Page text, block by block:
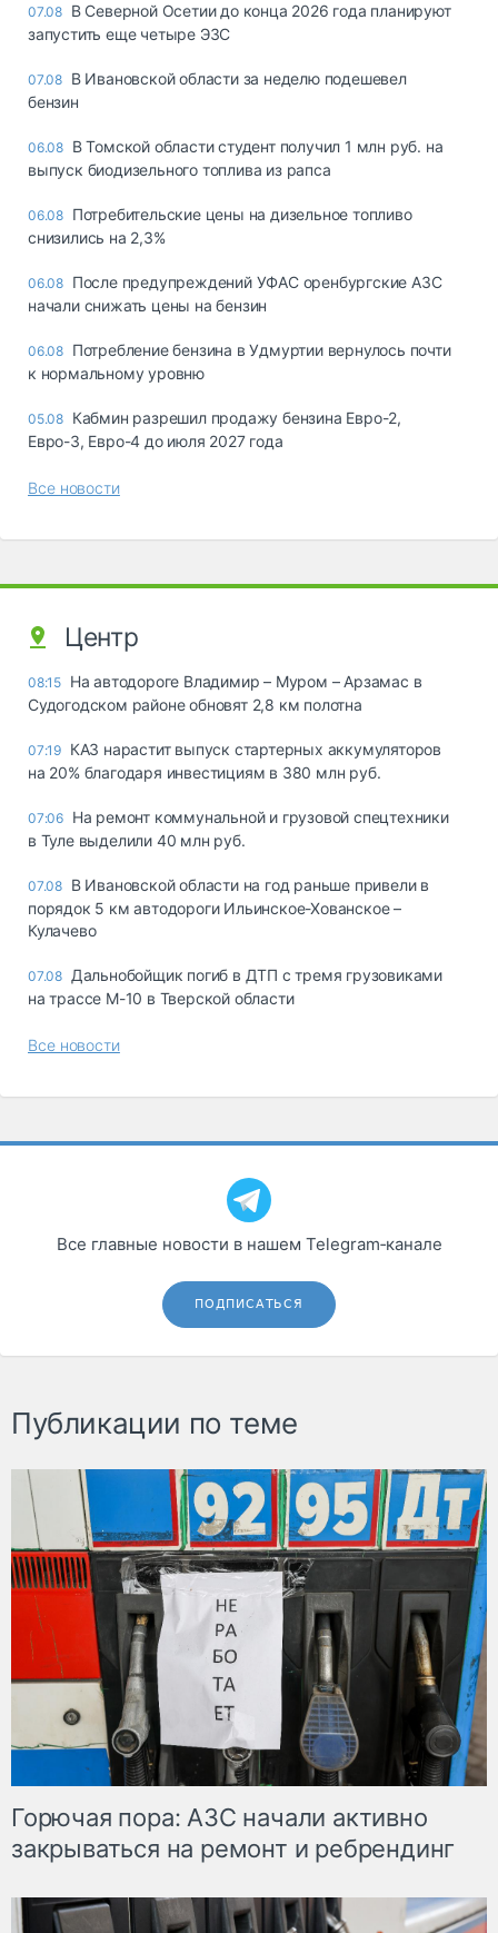
07.08 В Северной Осетии до конца 2026 года планируют
запустить еще четыре ЭЗС
07.08 В Ивановской области за неделю подешевел
бензин
06.08 В Томской области студент получил 1 млн руб. на
выпуск биодизельного топлива из рапса
06.08 Потребительские цены на дизельное топливо
снизились на 2,3%
06.08 После предупреждений УФАС оренбургские АЗС
начали снижать цены на бензин
06.08 Потребление бензина в Удмуртии вернулось почти
к нормальному уровню
05.08 Кабмин разрешил продажу бензина Евро-2,
Евро-3, Евро-4 до июля 2027 года
Все новости
Центр
08:15 На автодороге Владимир – Муром – Арзамас в
Судогодском районе обновят 2,8 км полотна
07:19 КАЗ нарастит выпуск стартерных аккумуляторов
на 20% благодаря инвестициям в 380 млн руб.
07:06 На ремонт коммунальной и грузовой спецтехники
в Туле выделили 40 млн руб.
07.08 В Ивановской области на год раньше привели в
порядок 5 км автодороги Ильинское-Хованское –
Кулачево
07.08 Дальнобойщик погиб в ДТП с тремя грузовиками
на трассе М-10 в Тверской области
Все новости
Все главные новости в нашем Telegram‑канале
ПОДПИСАТЬСЯ
Публикации по теме
Горючая пора: АЗС начали активно
закрываться на ремонт и ребрендинг